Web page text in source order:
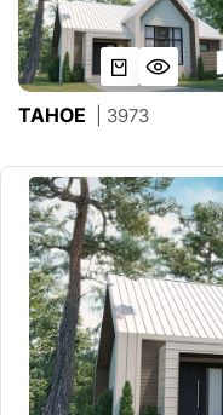
TAHOE | 3973